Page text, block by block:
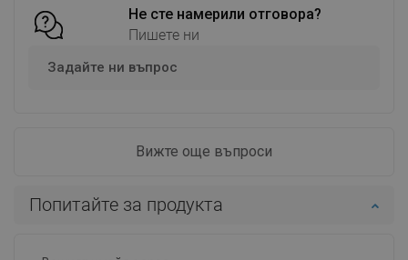
Не сте намерили отговора?
Пишете ни
Задайте ни въпрос
Вижте още въпроси
Попитайте за продукта